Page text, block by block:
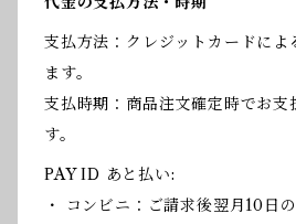
支払方法：クレジットカードによ
ます。
支払時期：商品注文確定時でお支
す。
PAY ID あと払い:
・ コンビニ：ご請求後翌月10日